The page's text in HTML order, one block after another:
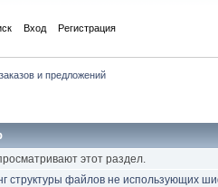
Вход Регистрация
и предложений
этот раздел.
структуры файлов не использующих